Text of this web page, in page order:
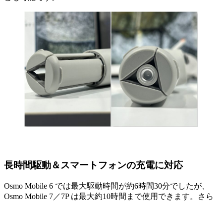
長時間駆動＆スマートフォンの充電に対応
Osmo Mobile 6 では最大駆動時間が約6時間30分でしたが、
Osmo Mobile 7／7P は最大約10時間まで使用できます。さら